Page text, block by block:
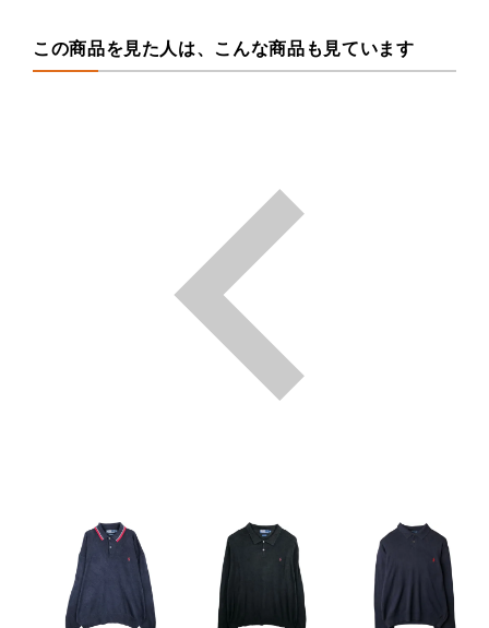
この商品を見た人は、こんな商品も見ています